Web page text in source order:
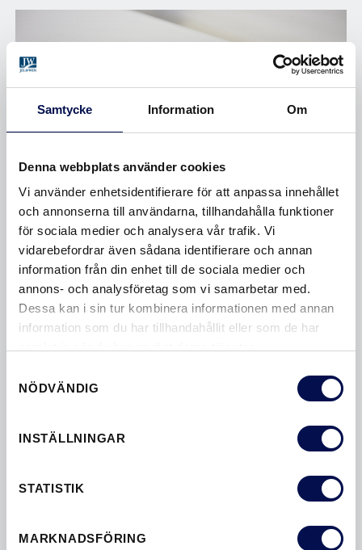
Samtycke Information Om
Denna webbplats använder cookies
Vi använder enhetsidentifierare för att anpassa innehållet
och annonserna till användarna, tillhandahålla funktioner
för sociala medier och analysera vår trafik. Vi
vidarebefordrar även sådana identifierare och annan
information från din enhet till de sociala medier och
annons- och analysföretag som vi samarbetar med.
Dessa kan i sin tur kombinera informationen med annan
information som du har tillhandahållit eller som de har
NÖDVÄNDIG
INSTÄLLNINGAR
STATISTIK
MARKNADSFÖRING
MÅTTABELL A- OCH B-MÅTT
A- och B-mått är benämningen på de mått som
påverkar vilka låstillbehör du ska välja (skruva...
DÖRRMÅTT